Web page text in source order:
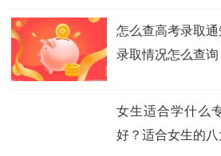
怎么查高考录取
录取情况怎么查询
女生适合学什么
好？适合女生的八